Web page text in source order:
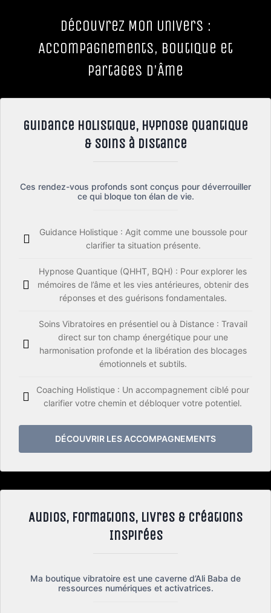
Découvrez Mon Univers :
Accompagnements, Boutique et
Partages d'Âme
Guidance Holistique, Hypnose Quantique
& Soins à Distance
Ces rendez-vous profonds sont conçus pour déverrouiller
ce qui bloque ton élan de vie.
Guidance Holistique : Agit comme une boussole pour
clarifier ta situation présente.
Hypnose Quantique (QHHT, BQH) : Pour explorer les
mémoires de l’âme et les vies antérieures, obtenir des
réponses et des guérisons fondamentales.
Soins Vibratoires en présentiel ou à Distance : Travail
direct sur ton champ énergétique pour une
harmonisation profonde et la libération des blocages
émotionnels et subtils.
Coaching Holistique : Un accompagnement ciblé pour
clarifier votre chemin et débloquer votre potentiel.
DÉCOUVRIR LES ACCOMPAGNEMENTS
Audios, Formations, Livres & Créations
Inspirées
Ma boutique vibratoire est une caverne d’Ali Baba de
ressources numériques et activatrices.